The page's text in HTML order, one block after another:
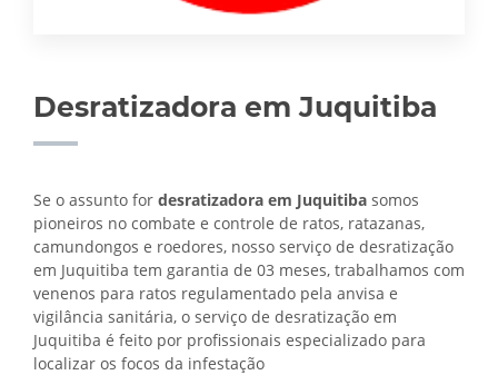
Desratizadora em Juquitiba
Se o assunto for desratizadora em Juquitiba somos
pioneiros no combate e controle de ratos, ratazanas,
camundongos e roedores, nosso serviço de desratização
em Juquitiba tem garantia de 03 meses, trabalhamos com
venenos para ratos regulamentado pela anvisa e
vigilância sanitária, o serviço de desratização em
Juquitiba é feito por profissionais especializado para
localizar os focos da infestação